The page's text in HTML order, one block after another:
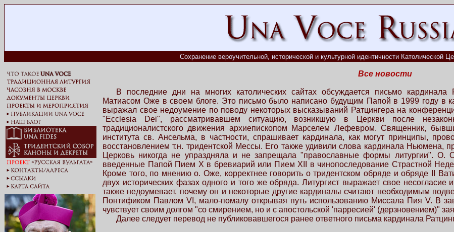
Сохранение вероучительной, исторической и культурной идентичности Католической
Все новости
В последние дни на многих католических сайтах обсуждается письмо кардинала
Матиасом Оже в своем блоге. Это письмо было написано будущим Папой в 1999 году в
выражал свое недоумение по поводу некоторых высказываний Ратцингера на
"Ecclesia Dei", рассматривавшем ситуацию, возникшую в Церкви после
традиционалистского движения архиепископом Марселем Лефевром. Священник,
института св. Ансельма, в частности, спрашивает кардинала, как могут принципы,
восстановлением т.н. тридентской Мессы. Его также удивили слова кардинала Ньюмена,
Церковь никогда не упраздняла и не запрещала "православные формы литургии". О.
введенные Папой Пием X в бревиарий или Пием XII в чинопоследование Страстной
Кроме того, по мнению о. Оже, корректнее говорить о тридентском обряде и обряде II
двух исторических фазах одного и того же обряда. Литургист выражает свое
также недоумевает, почему он и некоторые другие кардиналы считают необходимым
Понтификом Павлом VI, мало-помалу открывая путь использованию Миссала Пия V. В
чувствует своим долгом "со смирением, но и с апостольской 'парресией' (дерзновением)"
Далее следует перевод не публиковавшегося ранее ответного письма кардинала